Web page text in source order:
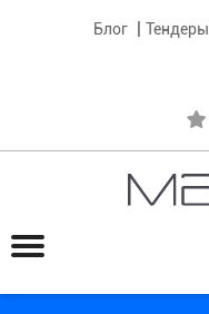
Блог Тендеры